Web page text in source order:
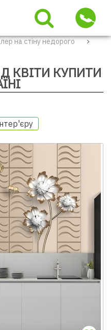
на стіну недорого
КВІТИ КУПИТИ